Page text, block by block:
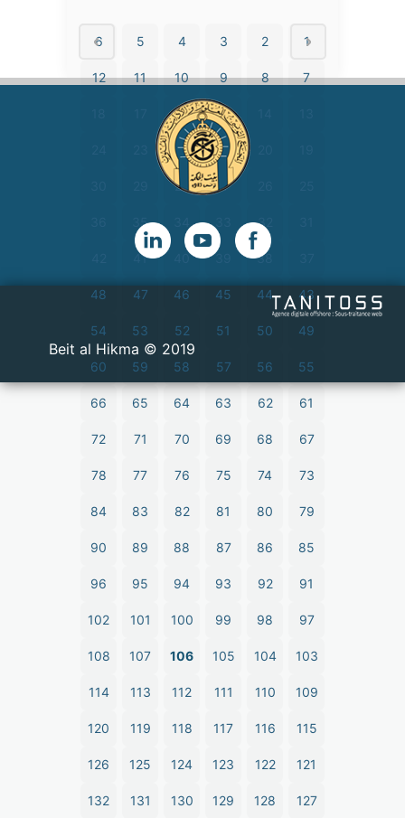
1
2
3
4
5
6
7
8
9
10
11
12
15
16
21
22
27
28
32
35
38
39
40
41
43
44
45
46
47
48
49
50
51
52
53
54
55
56
57
58
59
60
61
62
63
64
65
66
67
68
69
70
71
72
73
74
75
76
77
78
79
80
81
82
83
84
85
86
87
88
89
90
91
92
93
94
95
96
97
98
99
100
101
102
103
104
105
106
107
108
109
110
111
112
113
114
115
116
117
118
119
120
121
122
123
124
125
126
127
128
129
130
131
132
2019 © Beit al Hikma